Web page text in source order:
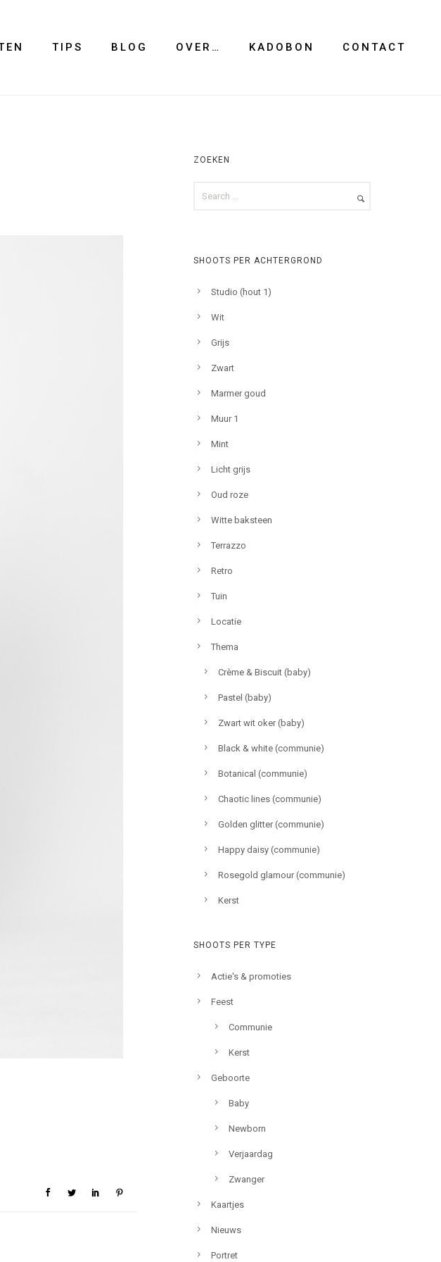
TIPS BLOG OVER… KADOBON CONTACT
ZOEKEN
SHOOTS PER ACHTERGROND
Studio (hout 1)
Wit
Grijs
Zwart
Marmer goud
Muur 1
Mint
Licht grijs
Oud roze
Witte baksteen
Terrazzo
Retro
Tuin
Locatie
Thema
Crème & Biscuit (baby)
Pastel (baby)
Zwart wit oker (baby)
Black & white (communie)
Botanical (communie)
Chaotic lines (communie)
Golden glitter (communie)
Happy daisy (communie)
Rosegold glamour (communie)
Kerst
SHOOTS PER TYPE
Actie's & promoties
Feest
Communie
Kerst
Geboorte
Baby
Newborn
Verjaardag
Zwanger
Kaartjes
Nieuws
Portret